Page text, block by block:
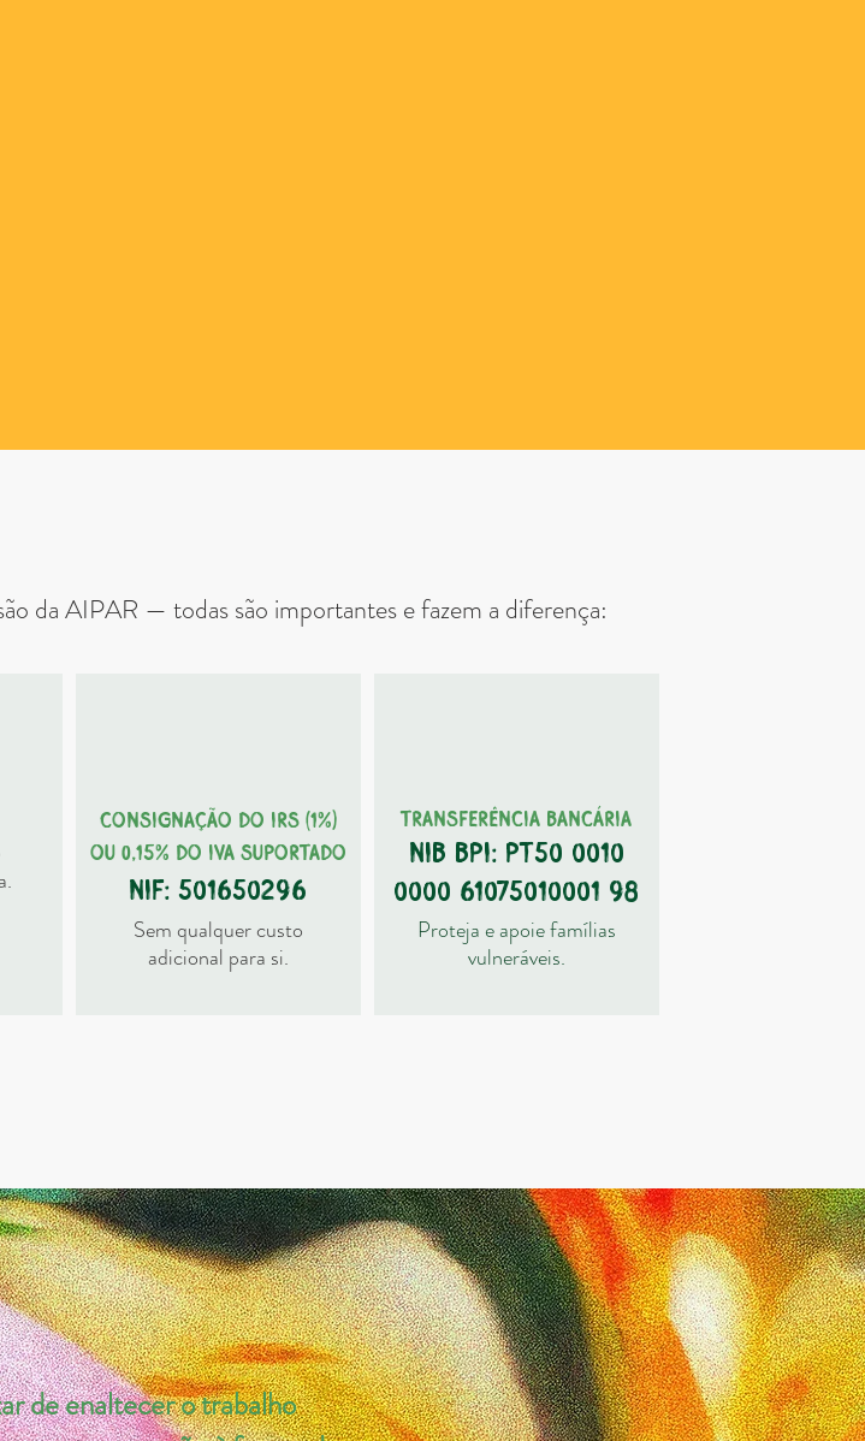
da AIPAR — todas são importantes e fazem a diferença:
Consignação do IRS (1%)
ou 0,15% do IVA suportado
NIF: 501650296
Sem qualquer custo
adicional para si.
TRANSFERÊNCIA BANCÁRIA
NIB BPI: PT50 0010
0000 61075010001 98
Proteja e apoie famílias
vulneráveis.
de enaltecero trabalho